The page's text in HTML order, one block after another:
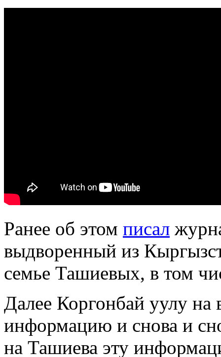
Ранее об этом писал
выдворенный из
семье Ташиевых, в том
Далее Коргонбай уулу на
информацию и снова и
на Ташиева эту